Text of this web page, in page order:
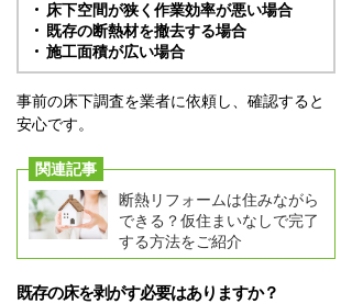
床下空間が狭く作業効率が悪い場合
既存の断熱材を撤去する場合
施工面積が広い場合
事前の床下調査を業者に依頼し、確認すると
安心です。
関連記事
断熱リフォームは住みながら
できる？仮住まいなしで完了
する方法をご紹介
既存の床を剥がす必要はありますか？